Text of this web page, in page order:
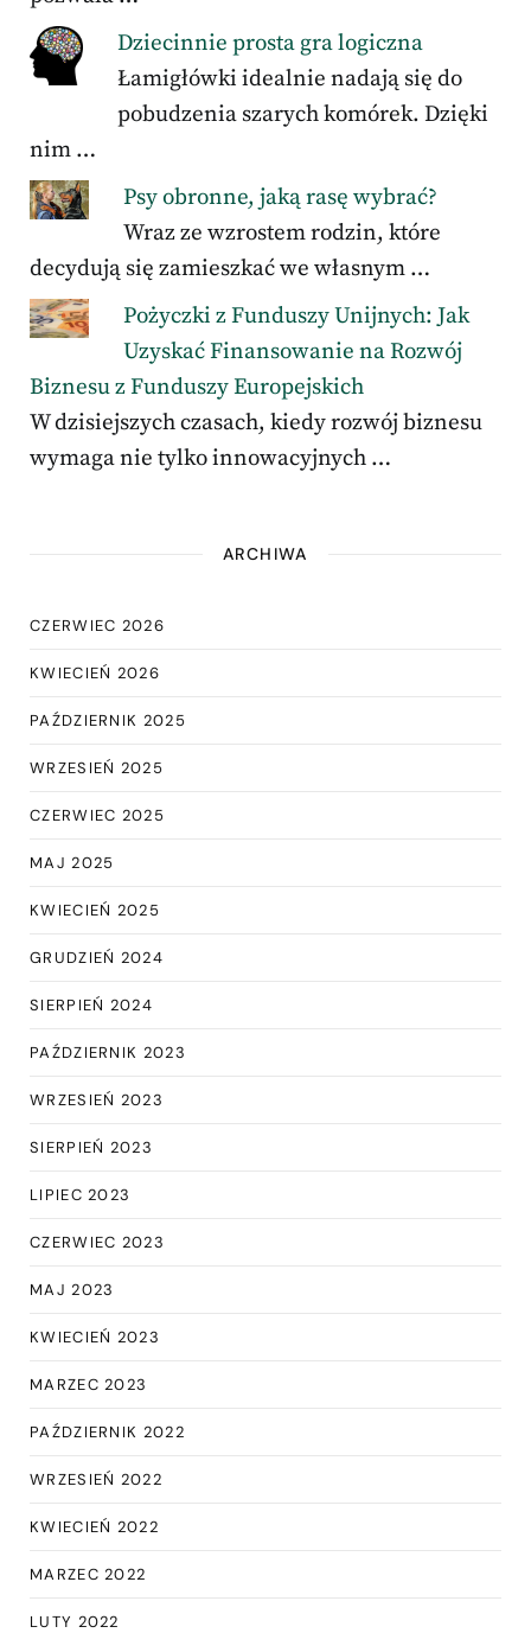
Dziecinnie prosta gra logiczna
Łamigłówki idealnie nadają się do
pobudzenia szarych komórek. Dzięki
nim …
Psy obronne, jaką rasę wybrać?
Wraz ze wzrostem rodzin, które
decydują się zamieszkać we własnym …
Pożyczki z Funduszy Unijnych: Jak
Uzyskać Finansowanie na Rozwój
Biznesu z Funduszy Europejskich
W dzisiejszych czasach, kiedy rozwój biznesu
wymaga nie tylko innowacyjnych …
ARCHIWA
CZERWIEC 2026
KWIECIEŃ 2026
PAŹDZIERNIK 2025
WRZESIEŃ 2025
CZERWIEC 2025
MAJ 2025
KWIECIEŃ 2025
GRUDZIEŃ 2024
SIERPIEŃ 2024
PAŹDZIERNIK 2023
WRZESIEŃ 2023
SIERPIEŃ 2023
LIPIEC 2023
CZERWIEC 2023
MAJ 2023
KWIECIEŃ 2023
MARZEC 2023
PAŹDZIERNIK 2022
WRZESIEŃ 2022
KWIECIEŃ 2022
MARZEC 2022
LUTY 2022